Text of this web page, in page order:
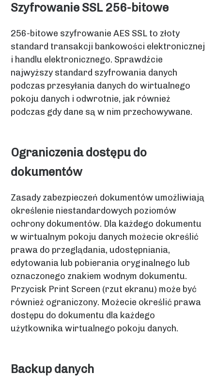
Szyfrowanie SSL 256-bitowe
256-bitowe szyfrowanie AES SSL to złoty
standard transakcji bankowości elektronicznej
i handlu elektronicznego. Sprawdźcie
najwyższy standard szyfrowania danych
podczas przesyłania danych do wirtualnego
pokoju danych i odwrotnie, jak również
podczas gdy dane są w nim przechowywane.
Ograniczenia dostępu do
dokumentów
Zasady zabezpieczeń dokumentów umożliwiają
określenie niestandardowych poziomów
ochrony dokumentów. Dla każdego dokumentu
w wirtualnym pokoju danych możecie określić
prawa do przeglądania, udostępniania,
edytowania lub pobierania oryginalnego lub
oznaczonego znakiem wodnym dokumentu.
Przycisk Print Screen (rzut ekranu) może być
również ograniczony. Możecie określić prawa
dostępu do dokumentu dla każdego
użytkownika wirtualnego pokoju danych.
Backup danych